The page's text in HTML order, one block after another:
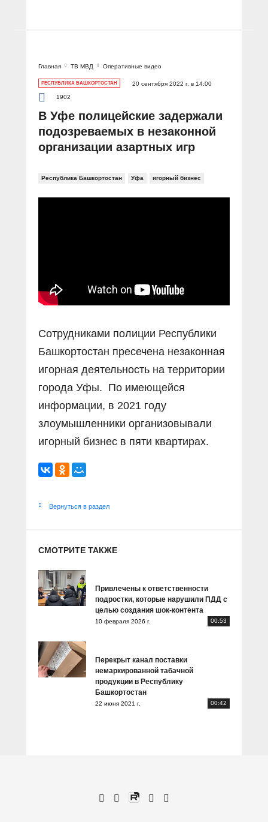
Главная ТВ МВД Оперативные видео
РЕСПУБЛИКА БАШКОРТОСТАН
20 сентября 2022 г. в 14:00
1902
В Уфе полицейские задержали
подозреваемых в незаконной
организации азартных игр
Республика Башкортостан Уфа игорный бизнес
Сотрудниками полиции Республики
Башкортостан пресечена незаконная
игорная деятельность на территории
города Уфы. По имеющейся
информации, в 2021 году
злоумышленники организовывали
игорный бизнес в пяти квартирах.
Вернуться в раздел
СМОТРИТЕ ТАКЖЕ
Привлечены к ответственности
подростки, которые нарушили ПДД с
целью создания шок-контента
10 февраля 2026 г. 00:53
Перекрыт канал поставки
немаркированной табачной
продукции в Республику
Башкортостан
22 июня 2021 г. 00:42